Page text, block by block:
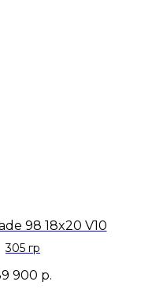
98 18x20 V10
305 гр
900 р.